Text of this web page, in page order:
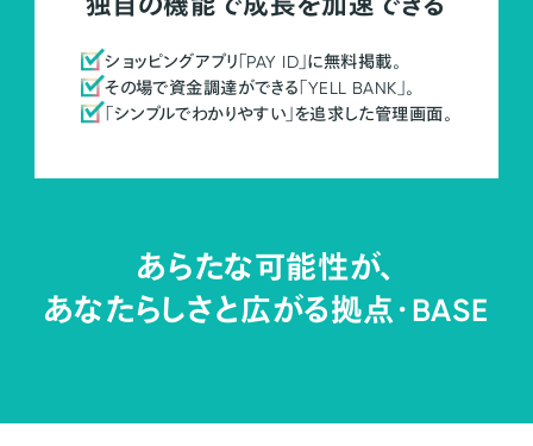
ショッピングアプリ「PAY ID」に無料掲載。
その場で資金調達ができる「YELL BANK」。
「シンプルでわかりやすい」を追求した管理画面。
あらたな可能性が、
あなたらしさと広がる拠点・BASE